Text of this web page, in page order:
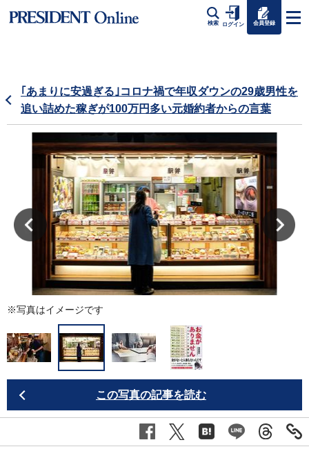
検索 ログイン 会員登録
｢あまりに安過ぎる｣コロナ禍で年収ダウンの29歳男性を
追い詰めた稼ぎが100万円多い元婚約者からの言葉
※写真はイメージです
この写真の記事を読む